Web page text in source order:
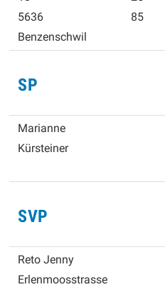
5636
Benzenschwil
85
SP
Marianne
Kürsteiner
SVP
Reto Jenny
Erlenmoosstrasse